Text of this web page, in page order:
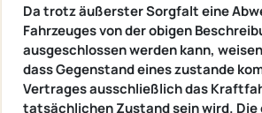
Da trotz äußerster Sorgfalt eine
Fahrzeuges von der obigen
ausgeschlossen werden kann,
dass Gegenstand eines zustande
Vertrages ausschließlich das
tatsächlichen Zustand sein wird. Die